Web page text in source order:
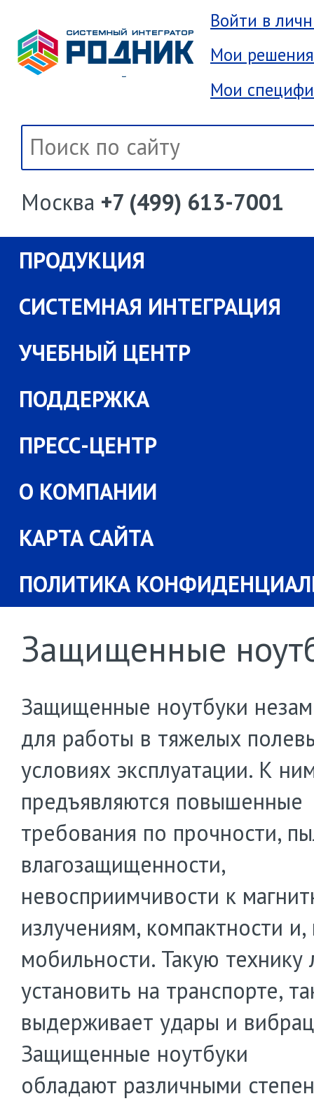
Войти в
Мои решения
Мои
Москва +7 (499) 613-7001
ПРОДУКЦИЯ
СИСТЕМНАЯ ИНТЕГРАЦИЯ
УЧЕБНЫЙ ЦЕНТР
ПОДДЕРЖКА
ПРЕСС-ЦЕНТР
О КОМПАНИИ
КАРТА САЙТА
ПОЛИТИКА
Защищенные
Защищенные ноутбуки
для работы в тяжелых
условиях эксплуатации. К
предъявляются повышенные
требования по прочности,
влагозащищенности,
невосприимчивости к
излучениям, компактности и,
мобильности. Такую технику
установить на транспорте,
выдерживает удары и
Защищенные ноутбуки
обладают различными